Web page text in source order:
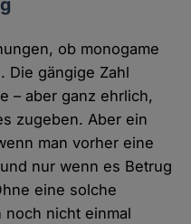
ob monogame
Die gängige Zahl
– aber ganz ehrlich,
zugeben. Aber ein
man vorher eine
nur wenn es Betrug
eine solche
noch nicht einmal